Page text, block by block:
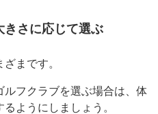
きさに応じて選ぶ
まです。
フクラブを選ぶ場合は、体
ようにしましょう。